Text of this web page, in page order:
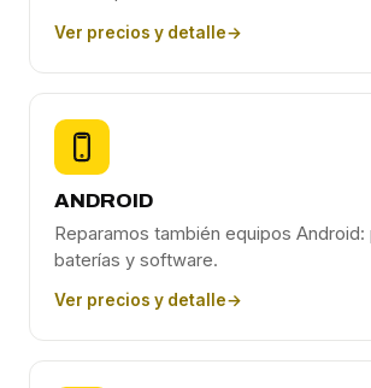
Ver precios y detalle→
ANDROID
Reparamos también equipos Android:
baterías y software.
Ver precios y detalle→